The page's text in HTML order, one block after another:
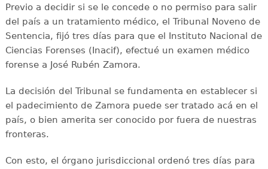
Previo a decidir si se le concede o no permiso para salir
del país a un tratamiento médico, el Tribunal Noveno de
Sentencia, fijó tres días para que el Instituto Nacional de
Ciencias Forenses (Inacif), efectué un examen médico
forense a José Rubén Zamora.
La decisión del Tribunal se fundamenta en establecer si
el padecimiento de Zamora puede ser tratado acá en el
país, o bien amerita ser conocido por fuera de nuestras
fronteras.
Con esto, el órgano jurisdiccional ordenó tres días para